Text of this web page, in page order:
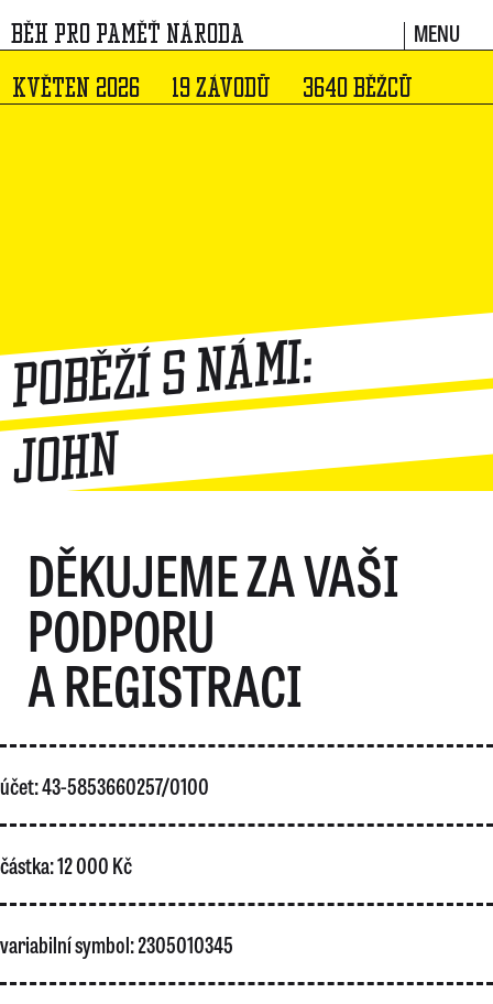
BĚH PRO PAMĚŤ NÁRODA MENU
KVĚTEN 2026 19 ZÁVODŮ 3640 BĚŽCŮ
Poběží s námi:
John
DĚKUJEME ZA VAŠI
PODPORU
A REGISTRACI
účet: 43-5853660257/0100
částka: 12 000 Kč
variabilní symbol: 2305010345